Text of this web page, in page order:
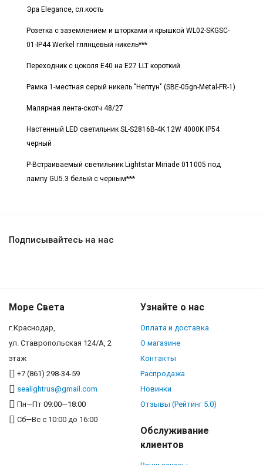
Эра Elegance, сл.кость
Розетка с заземлением и шторками и крышкой WL02-SKGSC-
01-IP44 Werkel глянцевый никель***
Переходник с цоколя E40 на E27 LLT короткий
Рамка 1-местная серый никель "Нептун" (SBE-05gn-Metal-FR-1)
Малярная лента-скотч 48/27
Настенный LED светильник SL-S2816B-4K 12W 4000K IP54
черный
Р-Встраиваемый светильник Lightstar Miriade 011005 под
лампу GU5.3 белый с черным***
Подписывайтесь на нас
Море Света
г.Краснодар,
ул. Ставропольская 124/А, 2
этаж
+7 (861) 298-34-59
sealightrus@gmail.com
Пн—Пт 09:00—18:00
Сб—Вс с 10:00 до 16:00
Узнайте о нас
Оплата и доставка
О магазине
Контакты
Распродажа
Новинки
Отзывы (Рейтинг 5.0)
Обслуживание
клиентов